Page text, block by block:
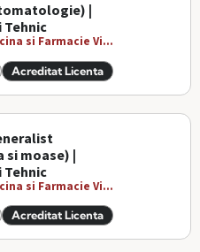
|
Tehnic
si Farmacie Vi...
Acreditat Licenta
si moase) |
Tehnic
si Farmacie Vi...
Acreditat Licenta